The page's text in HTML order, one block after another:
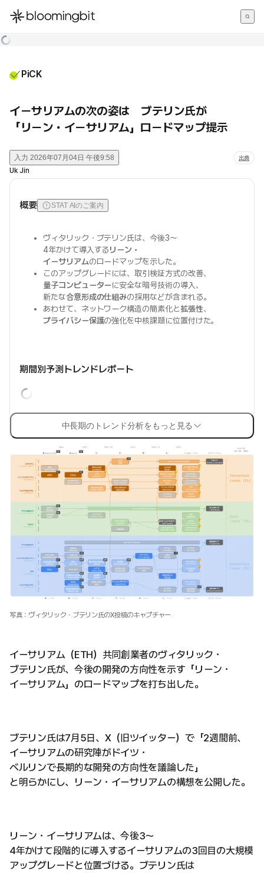
한국어
PiCK
イーサリアムの次の姿は ブテリン氏が
「リーン・イーサリアム」ロードマップ提示
入力 2026年07月04日 午後9:58 出典
Uk Jin
概要 STAT AIのご案内
ヴィタリック・ブテリン氏は、今後3〜
4年かけて導入するリーン・
イーサリアムのロードマップを示した。
このアップグレードには、取引検証方式の改善、
量子コンピューターに安全な暗号技術の導入、
新たな合意形成の仕組みの採用などが含まれる。
あわせて、ネットワーク構造の簡素化と拡張性、
プライバシー保護の強化を中核課題に位置付けた。
期間別予測トレンドレポート
中長期のトレンド分析をもっと見る
写真：ヴィタリック・ブテリン氏のX投稿のキャプチャー
イーサリアム（ETH）共同創業者のヴィタリック・
ブテリン氏が、今後の開発の方向性を示す「リーン・
イーサリアム」のロードマップを打ち出した。
ブテリン氏は7月5日、X（旧ツイッター）で「2週間前、
イーサリアムの研究陣がドイツ・
ベルリンで長期的な開発の方向性を議論した」
と明らかにし、リーン・イーサリアムの構想を公開した。
リーン・イーサリアムは、今後3〜
4年かけて段階的に導入するイーサリアムの3回目の大規模
アップグレードと位置づける。ブテリン氏は